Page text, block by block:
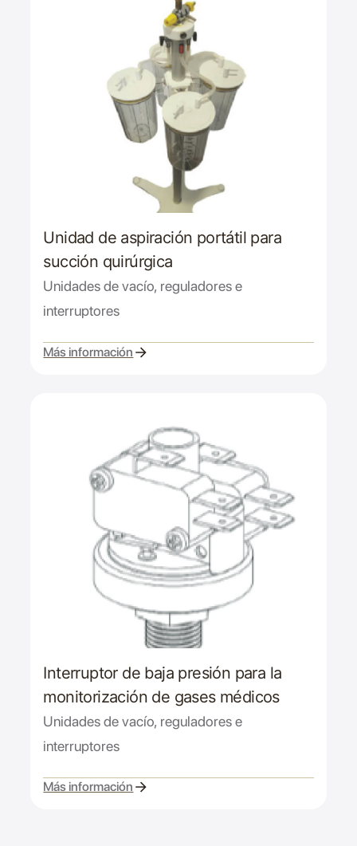
Unidad de aspiración portátil para
succión quirúrgica
Unidades de vacío, reguladores e
interruptores
Más información
Interruptor de baja presión para la
monitorización de gases médicos
Unidades de vacío, reguladores e
interruptores
Más información